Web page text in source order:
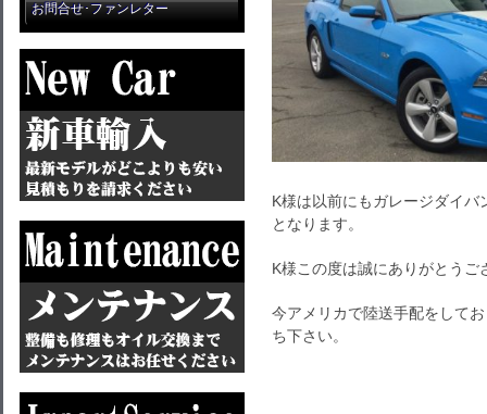
お問合せ･ファンレター
K様は以前にもガレージダイ
となります。
K様この度は誠にありがとうご
今アメリカで陸送手配をして
ち下さい。